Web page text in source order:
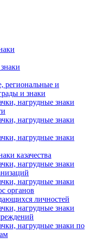
региональные и
и знаки
нагрудные знаки
нагрудные знаки
нагрудные знаки
казачества
нагрудные знаки
нагрудные знаки
органов
личностей
нагрудные знаки
нагрудные знаки по